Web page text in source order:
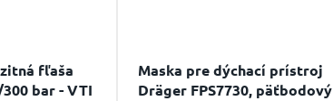
fľaša
bar - VTI
Maska pre dýchací prístroj
Dräger FPS7730, päťbodový